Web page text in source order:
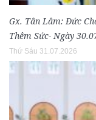
Gx. Tân Lâm: Đức
Thêm Sức- Ngày
Thứ Sáu 31.07.2026